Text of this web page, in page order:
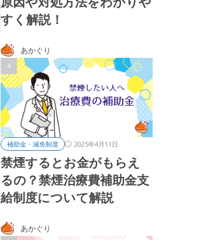
すく解説！
あかぐり
補助金・減免制度 2025年4月11日
禁煙するとお金がもらえ
るの？禁煙治療費補助金支
給制度について解説
あかぐり